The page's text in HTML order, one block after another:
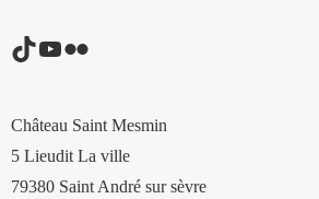
TikTok
YouTube
Flickr
Château Saint Mesmin
5 Lieudit La ville
79380 Saint André sur sèvre